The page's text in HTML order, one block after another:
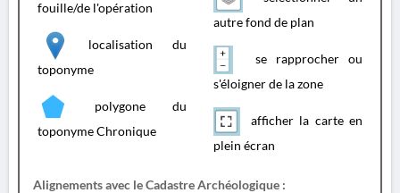
fouille/de l'opération
localisation du
toponyme
polygone du
toponyme Chronique
autre fond de plan
se rapprocher ou
s'éloigner de la zone
afficher la carte en
plein écran
Alignements avec le Cadastre Archéologique :